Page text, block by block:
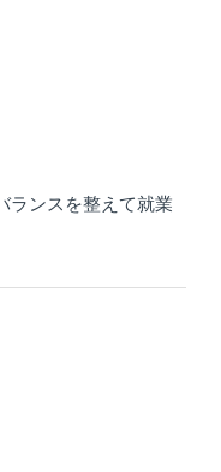
ンスを整えて就業